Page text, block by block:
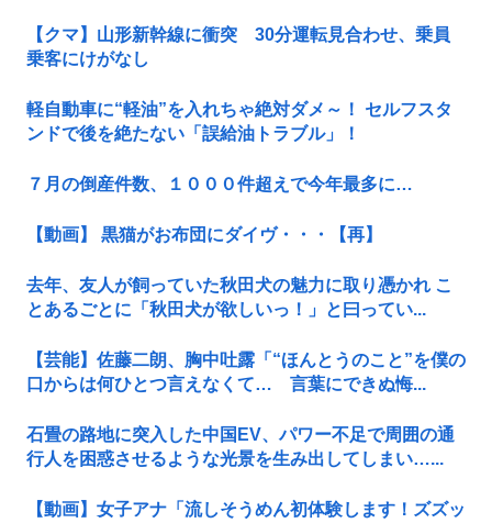
【クマ】山形新幹線に衝突 30分運転見合わせ、乗員
乗客にけがなし
軽自動車に“軽油”を入れちゃ絶対ダメ～！ セルフスタ
ンドで後を絶たない「誤給油トラブル」！
７月の倒産件数、１０００件超えで今年最多に…
【動画】 黒猫がお布団にダイヴ・・・【再】
去年、友人が飼っていた秋田犬の魅力に取り憑かれ こ
とあるごとに「秋田犬が欲しいっ！」と曰ってい...
【芸能】佐藤二朗、胸中吐露「“ほんとうのこと”を僕の
口からは何ひとつ言えなくて… 言葉にできぬ悔...
石畳の路地に突入した中国EV、パワー不足で周囲の通
行人を困惑させるような光景を生み出してしまい…...
【動画】女子アナ「流しそうめん初体験します！ズズッ